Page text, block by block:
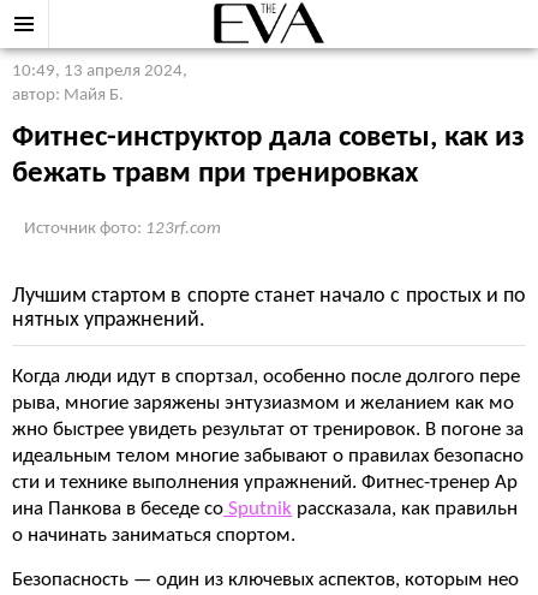
10:49, 13 апреля 2024,
автор: Майя Б.
Фитнес-инструктор дала советы, как из
бежать травм при тренировках
Источник фото: 123rf.com
Лучшим стартом в спорте станет начало с простых и по
нятных упражнений.
Когда люди идут в спортзал, особенно после долгого пере
рыва, многие заряжены энтузиазмом и желанием как мо
жно быстрее увидеть результат от тренировок. В погоне за
идеальным телом многие забывают о правилах безопасно
сти и технике выполнения упражнений. Фитнес-тренер Ар
ина Панкова в беседе со Sputnik рассказала, как правильн
о начинать заниматься спортом.
Безопасность — один из ключевых аспектов, которым нео